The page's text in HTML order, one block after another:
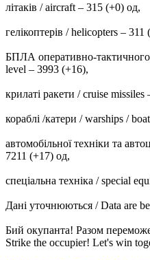
літаків / aircraft – 315 (+0) од,
гелікоптерів / helicopters – 311
БПЛА оперативно-
level – 3993 (+16),
крилаті ракети / cruise missiles
кораблі /катери / warships /
автомобільної техніки та
7211 (+17) од,
спеціальна техніка / special
Дані уточнюються / Data are
Бий окупанта! Разом
Strike the occupier! Let's win